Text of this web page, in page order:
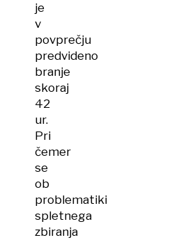
je
v
povprečju
predvideno
branje
skoraj
42
ur.
Pri
čemer
se
ob
problematiki
spletnega
zbiranja